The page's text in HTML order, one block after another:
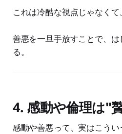
これは冷酷な視点じゃなくて
善悪を一旦手放すことで、は
る。
4. 感動や倫理は"
感動や善悪って、実はこう